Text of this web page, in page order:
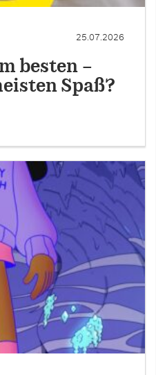
25.07.2026
besten –
Spaß?